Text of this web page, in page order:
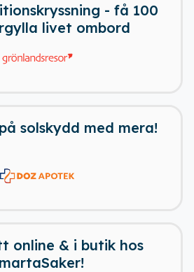
- få 100
livet ombord
solskydd med mera!
online & i butik hos